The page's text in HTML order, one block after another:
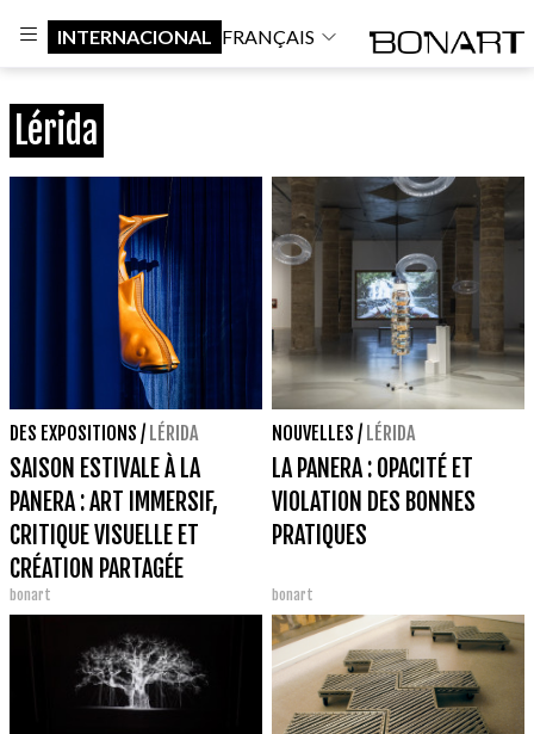
INTERNACIONAL FRANÇAIS
Lérida
DES EXPOSITIONS / LÉRIDA
SAISON ESTIVALE À LA
PANERA : ART IMMERSIF,
CRITIQUE VISUELLE ET
CRÉATION PARTAGÉE
bonart
NOUVELLES / LÉRIDA
LA PANERA : OPACITÉ ET
VIOLATION DES BONNES
PRATIQUES
bonart